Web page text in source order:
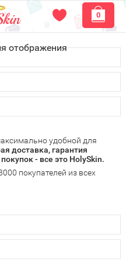
0
отображения
городам России.
Почтой России или
или пункте
ужена
получитьбесплатную
и оплаты в Вашем городе
удобным способом:
Сбербанк) и другими
удобной для
доставка, гарантия
- все это HolySkin.
покупателей из всех
вопросы по работе
товарам, рассказать о